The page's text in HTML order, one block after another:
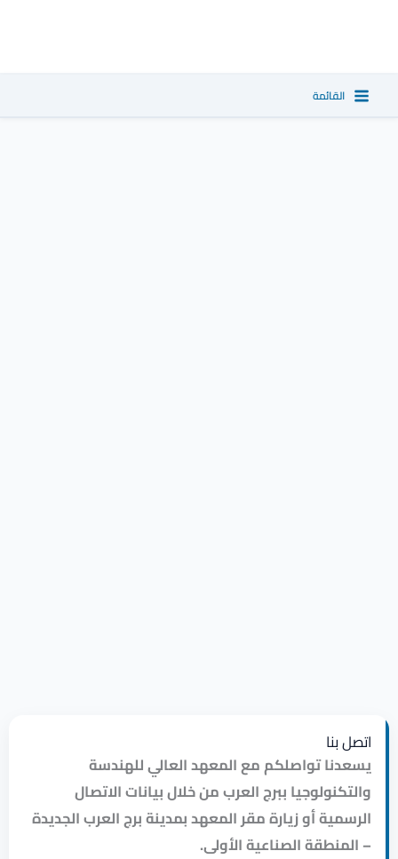
القائمة
اتصل بنا
يسعدنا تواصلكم مع المعهد العالي للهندسة
والتكنولوجيا ببرج العرب من خلال بيانات الاتصال
الرسمية أو زيارة مقر المعهد بمدينة برج العرب الجديدة
– المنطقة الصناعية الأولى.